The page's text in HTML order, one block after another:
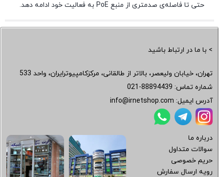
حتی تا فاصله‌ی صدمتری از منبع PoE به فعالیت خود ادامه دهد.
> با ما در ارتباط باشید
تهران، خیابان ولیعصر، بالاتر از طالقانی، مرکزکامپیوترایران، واحد 533
شماره تماس: 021-88894439
آدرس ایمیل: info@irnetshop.com
درباره ما
سوالات متداول
حریم خصوصی
رویه ارسال سفارش